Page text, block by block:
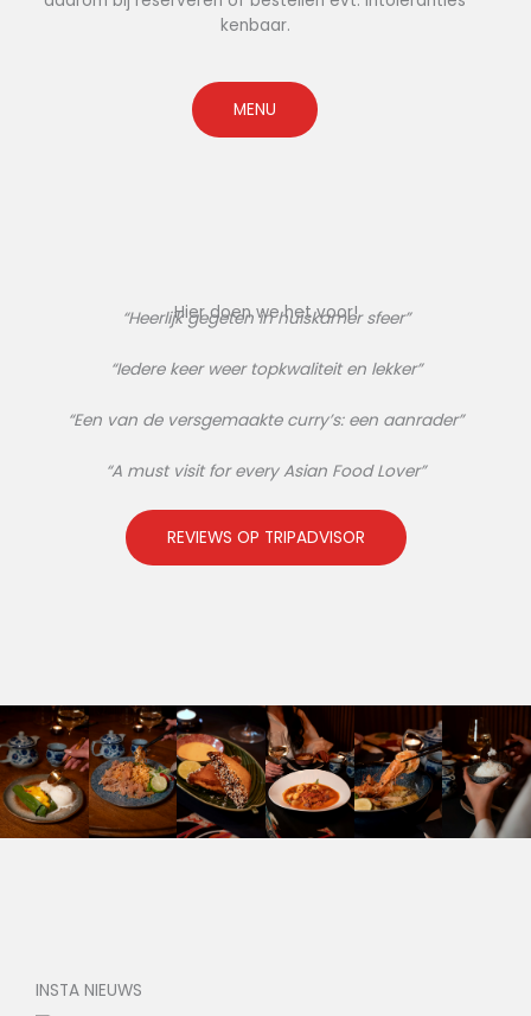
kenbaar.
MENU
Hier doen we het voor!
“Heerlijk gegeten in huiskamer sfeer”
“Iedere keer weer topkwaliteit en lekker”
“Een van de versgemaakte curry’s: een aanrader”
“A must visit for every Asian Food Lover”
REVIEWS OP TRIPADVISOR
INSTA NIEUWS